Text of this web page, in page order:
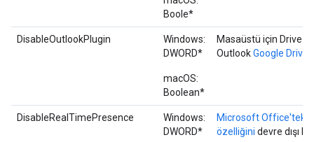
Boole*
DisableOutlookPlugin
Windows:
DWORD*
macOS:
Boolean*
Masaüstü için Drive
OutlookGoogle Drive
DisableRealTimePresence
Windows:
DWORD*
Microsoft Office'teki
özelliğini devre dışı